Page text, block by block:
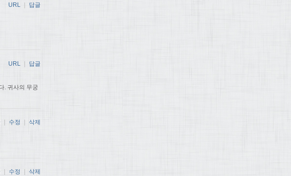
URL | 답글
. 귀사의 무궁
URL | 답글
수정 삭제
수정 삭제